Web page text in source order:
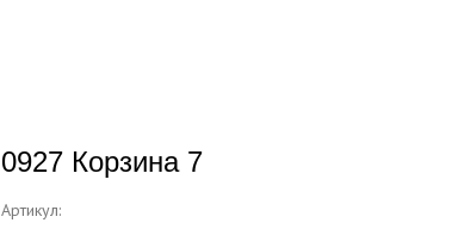
0927 Корзина 7
Артикул: